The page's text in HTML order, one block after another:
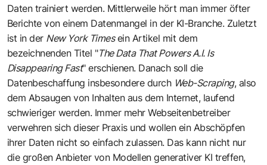
Daten trainiert werden. Mittlerweile hört man immer öfter
Berichte von einem Datenmangel in der KI-Branche. Zuletzt
ist in der New York Timesein Artikel mit dem
bezeichnenden Titel "The Data That Powers A.I. Is
Disappearing Fast" erschienen. Danach soll die
Datenbeschaffung insbesondere durch Web-Scraping, also
dem Absaugen von Inhalten aus dem Internet, laufend
schwieriger werden. Immer mehr Webseitenbetreiber
verwehren sich dieser Praxis und wollen ein Abschöpfen
ihrer Daten nicht so einfach zulassen. Das kann nicht nur
die großen Anbieter von Modellen generativer KI treffen,